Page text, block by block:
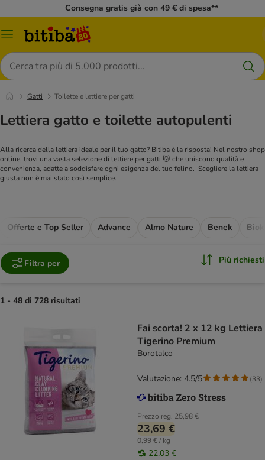
Consegna gratis già con 49 € di spesa**
Overview
Cerca
Gatti Toilette e lettiere per gatti
Lettiera gatto e toilette autopulenti
Alla ricerca della lettiera ideale per il tuo gatto? Bitiba è la risposta! Nel nostro shop
online, trovi una vasta selezione di lettiere per gatti 🐱 che uniscono qualità e
convenienza, adatte a soddisfare ogni esigenza del tuo felino. Scegliere la lettiera
giusta non è mai stato così semplice.
Offerte e Top Seller Advance Almo Nature Benek
Filtra per Più richiesti
1 - 48 di 728 risultati
Fai scorta! 2 x 12 kg Lettiera
Tigerino Premium
Borotalco
Prezzo reg. 25,98 €
23,69 €
0,99 € / kg
22,03 €
Valutazione: 4.5/5 (33)